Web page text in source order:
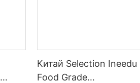
Китай Selection Ineedu
Food Grade